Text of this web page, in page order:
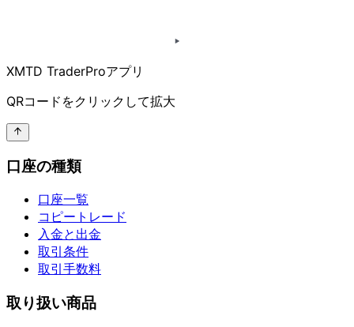
XMTD TraderProアプリ
QRコードをクリックして拡大
口座の種類
口座一覧
コピートレード
入金と出金
取引条件
取引手数料
取り扱い商品